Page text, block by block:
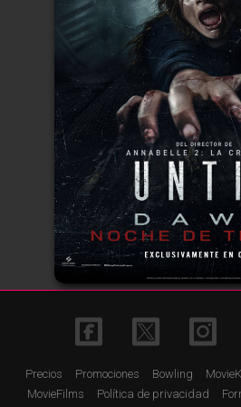
Precios Promociones Bowling
MovieFilms
Política de privacidad